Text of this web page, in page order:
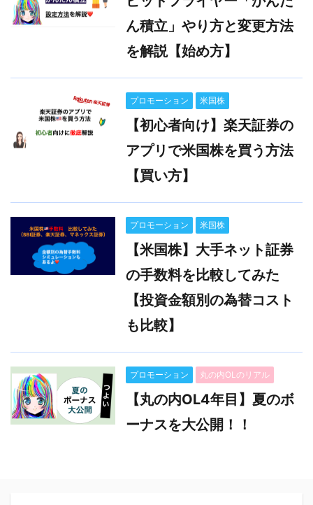
ん積立」やり方と変更方法
を解説【始め方】
プロモーション 米国株
【初心者向け】楽天証券の
アプリで米国株を買う方法
【買い方】
プロモーション 米国株
【米国株】大手ネット証券
の手数料を比較してみた
【投資金額別の為替コスト
も比較】
プロモーション 丸の内OLのリアル
【丸の内OL4年目】夏のボ
ーナスを大公開！！